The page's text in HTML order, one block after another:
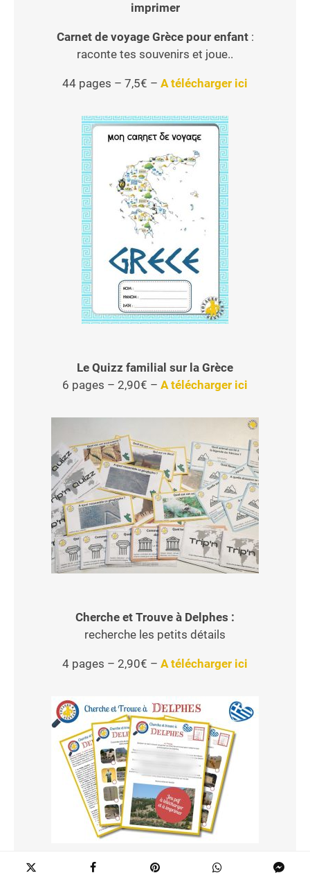
imprimer
Carnet de voyage Grèce pour enfant:
raconte tes souvenirs et joue..
44 pages – 7,5€ – A télécharger ici
Le Quizz familial sur la Grèce
6 pages – 2,90€ – A télécharger ici
Cherche et Trouve à Delphes :
recherche les petits détails
4 pages – 2,90€ – A télécharger ici